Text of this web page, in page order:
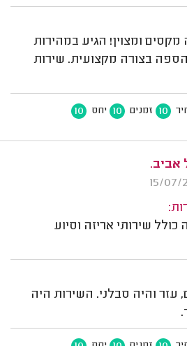
ומצוין! הגיע במהירות
בצורה מקצועית. שירות
10 זמנים 10 יחס 10
שירותי אריזה וסיוע
עזר והיה סבלני. השירות היה